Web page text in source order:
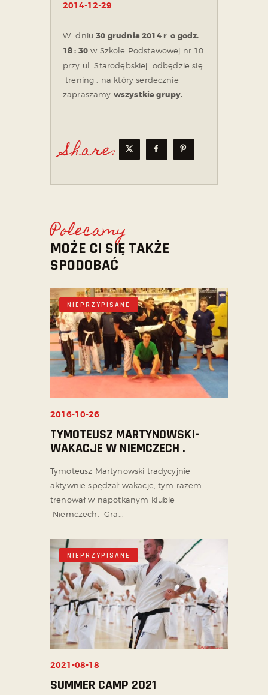
2014-12-29
W dniu30 grudnia 2014 r o godz.
18 : 30 w Szkole Podstawowej nr 10
przy ul. Starodębskiej odbędzie się
trening , na który serdecznie
zapraszamy wszystkie grupy.
Share:
Polecamy
MOŻE CI SIĘ TAKŻE
SPODOBAĆ
NIEPRZYPISANE
2016-10-26
TYMOTEUSZ MARTYNOWSKI-
WAKACJE W NIEMCZECH .
Tymoteusz Martynowski tradycyjnie
aktywnie spędzał wakacje, tym razem
trenował w napotkanym klubie
Niemczech. Gra...
NIEPRZYPISANE
2021-08-18
SUMMER CAMP 2021